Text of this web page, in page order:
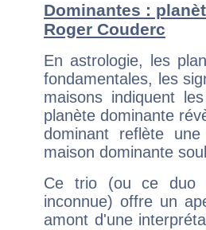
Dominantes :
Roger Couderc
En astrologie, les
fondamentales, les
maisons indiquent
planète dominante
dominant reflète
maison dominante
Ce trio (ou ce duo
inconnue) offre un
amont d'une